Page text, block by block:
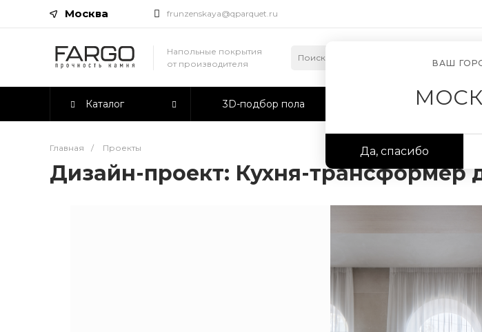
Москва
ВАШ
Да, спасибо
frunzenskaya@qparquet.ru
Напольные покрытия
от производителя
Каталог 3D-подбор пола Сотрудничество
Главная / Проекты
Дизайн-проект: Кухня-трансформер